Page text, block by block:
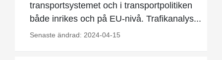
transportsystemet och i transportpolitiken
både inrikes och på EU-nivå. Trafikanalys...
Senaste ändrad: 2024-04-15